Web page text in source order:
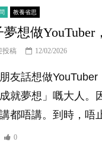
教養省思
夢想做
投稿 12/02/2026
友話想做
就夢想」嘅大人。
都唔講。到時，唔
0